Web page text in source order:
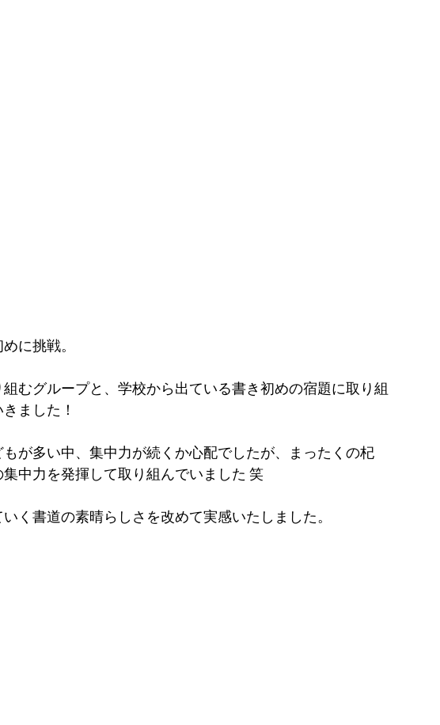
に挑戦。
むグループと、学校から出ている書き初めの宿題に取り組
ました！
が多い中、集中力が続くか心配でしたが、まったくの杞
中力を発揮して取り組んでいました 笑
く書道の素晴らしさを改めて実感いたしました。